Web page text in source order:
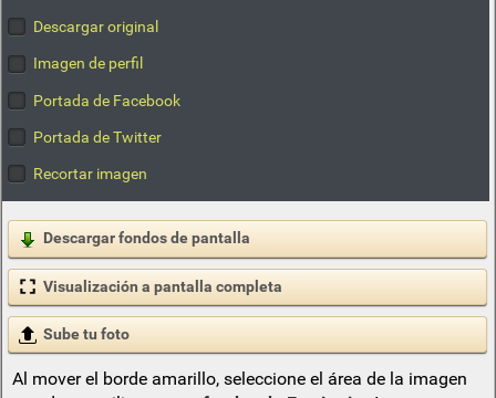
Descargar original
Imagen de perfil
Portada de Facebook
Portada de Twitter
Recortar imagen
Descargar fondos de pantalla
Visualización a pantalla completa
Sube tu foto
Al mover el borde amarillo, seleccione el área de la imagen